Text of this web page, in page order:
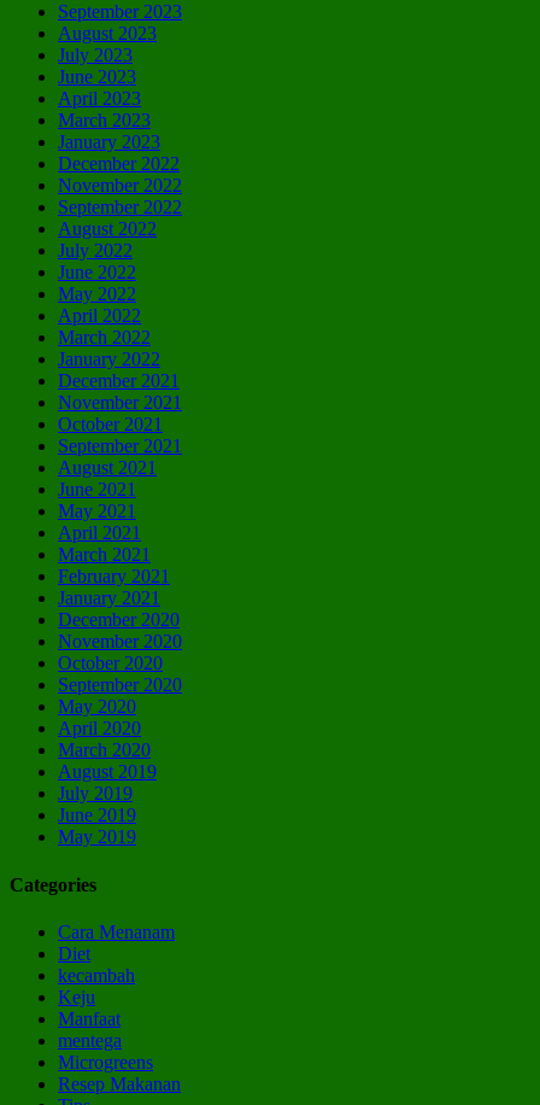
September 2023
August 2023
July 2023
June 2023
April 2023
March 2023
January 2023
December 2022
November 2022
September 2022
August 2022
July 2022
June 2022
May 2022
April 2022
March 2022
January 2022
December 2021
November 2021
October 2021
September 2021
August 2021
June 2021
May 2021
April 2021
March 2021
February 2021
January 2021
December 2020
November 2020
October 2020
September 2020
May 2020
April 2020
March 2020
August 2019
July 2019
June 2019
May 2019
Categories
Cara Menanam
Diet
kecambah
Keju
Manfaat
mentega
Microgreens
Resep Makanan